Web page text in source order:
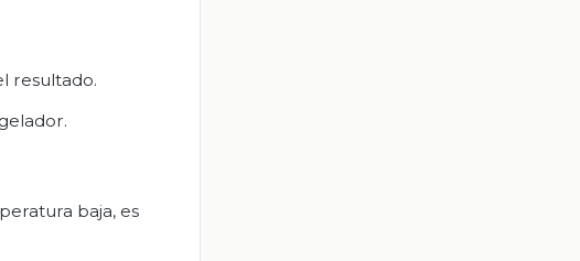
resultado.
baja, es